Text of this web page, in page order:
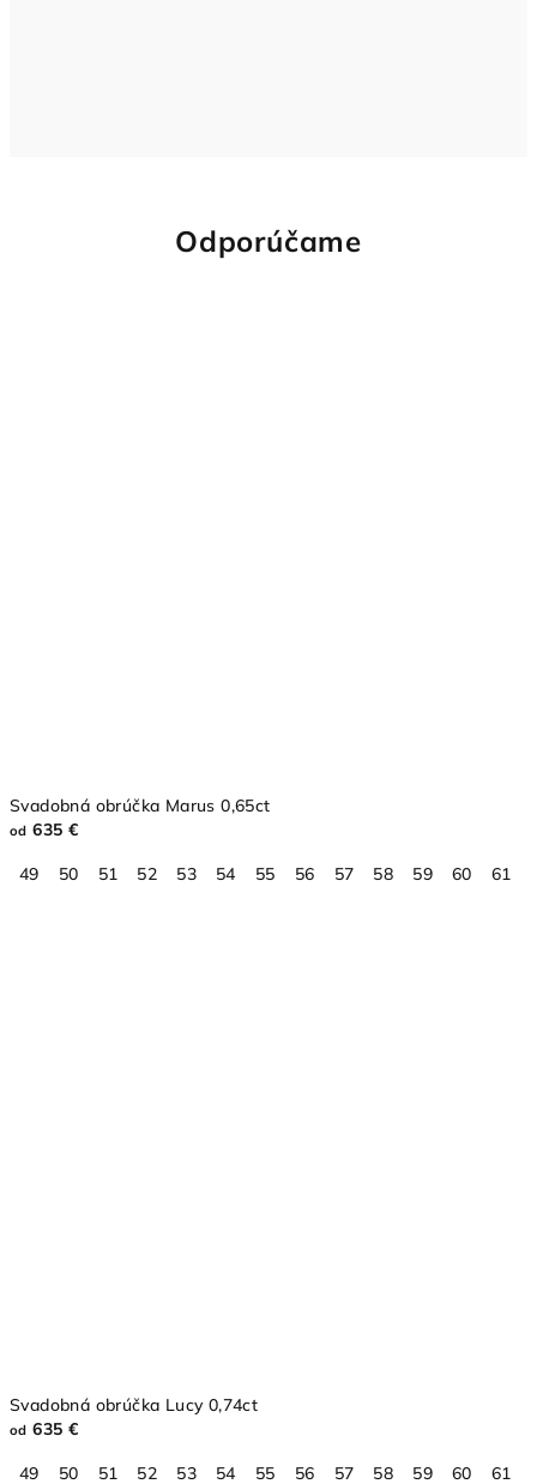
Odporúčame
Svadobná obrúčka Marus 0,65ct
od 635 €
49 50 51 52 53 54 55 56 57 58 59 60 61
Svadobná obrúčka Lucy 0,74ct
od 635 €
49 50 51 52 53 54 55 56 57 58 59 60 61